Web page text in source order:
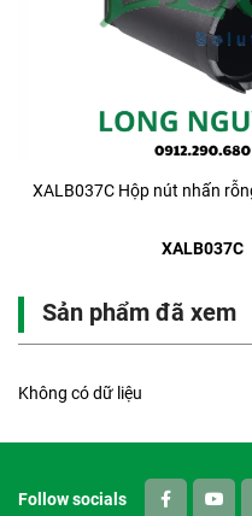
XALB037C Hộp nút nhấn
XALB037C
Sản phẩm đã xem
Không có dữ liệu
Follow socials